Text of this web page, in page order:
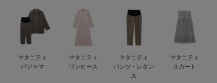
便利な育児家電
Gift Selection 出産祝い
保育園・入園準備特集
マタニティ
パジャマ
マタニティ
ワンピース
マタニティ
パンツ・レギン
ス
マタニティ
スカート